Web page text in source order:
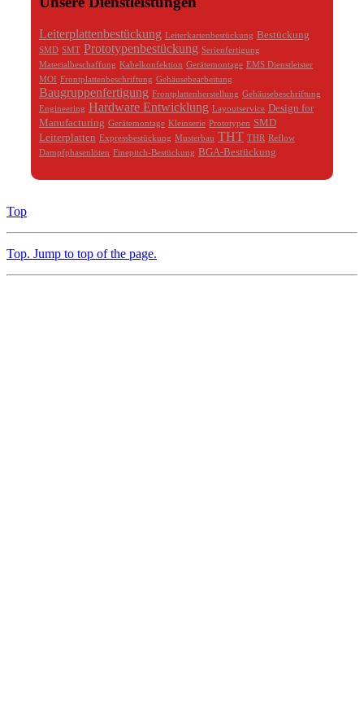
Leiterplattenbestückung Leiterkartenbestückung Bestückung
SMD SMT Prototypenbestückung Serienfertigung
Materialbeschaffung Kabelkonfektion Gerätemontage EMS Dienstleister
MOI Frontplattenbeschriftung Gehäusebearbeitung
Baugruppenfertigung Frontplattenherstellung Gehäusebeschriftung
Engineering Hardware Entwicklung Layoutservice Design for
Manufacturing Gerätemontage Kleinserie Prototypen SMD
Leiterplatten Expressbestückung Musterbau THT THR Reflow
Dampfphasenlöten Finepitch-Bestückung BGA-Bestückung
Top
Top. Jump to top of the page.